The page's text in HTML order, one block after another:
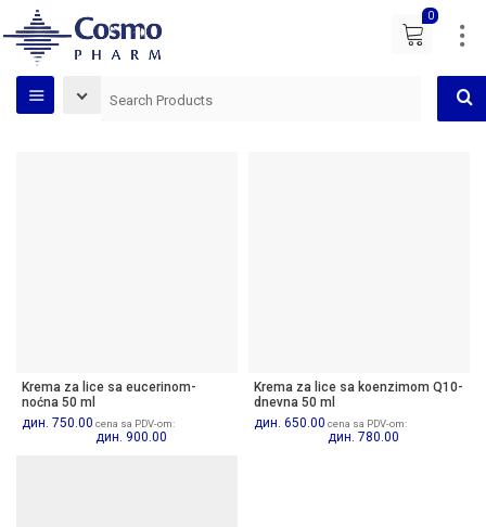
0
Krema za lice sa eucerinom-
noćna 50 ml
дин. 750.00 cena sa PDV-om:
дин. 900.00
Krema za lice sa koenzimom Q10-
dnevna 50 ml
дин. 650.00 cena sa PDV-om:
дин. 780.00